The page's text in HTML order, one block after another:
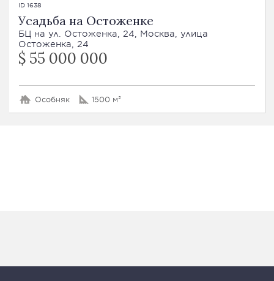
ID 1638
Усадьба на Остоженке
БЦ на ул. Остоженка, 24, Москва, улица
Остоженка, 24
$ 55 000 000
Особняк 1500 м²